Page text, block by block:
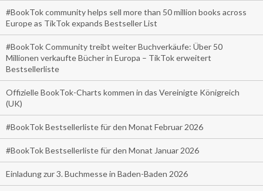
#BookTok community helps sell more than 50 million books across
Europe as TikTok expands Bestseller List
#BookTok Community treibt weiter Buchverkäufe: Über 50
Millionen verkaufte Bücher in Europa – TikTok erweitert
Bestsellerliste
Offizielle BookTok-Charts kommen in das Vereinigte Königreich
(UK)
#BookTok Bestsellerliste für den Monat Februar 2026
#BookTok Bestsellerliste für den Monat Januar 2026
Einladung zur 3. Buchmesse in Baden-Baden 2026